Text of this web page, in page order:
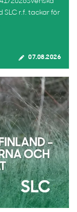
r.f. tackar för
07.08.2026